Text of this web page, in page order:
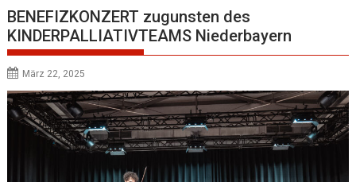
BENEFIZKONZERT zugunsten des
KINDERPALLIATIVTEAMS Niederbayern
März 22, 2025